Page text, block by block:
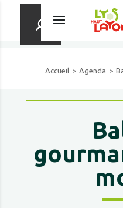
Accueil Agenda